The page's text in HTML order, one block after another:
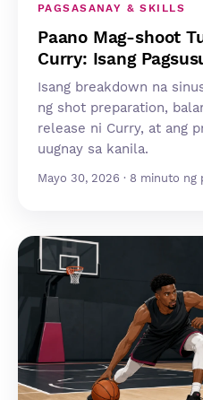
PAGSASANAY & SKILLS
Paano Mag-shoot
Curry: Isang
Isang breakdown na
ng shot preparation,
release ni Curry, at ang
uugnay sa kanila.
Mayo 30, 2026 · 8 minuto ng